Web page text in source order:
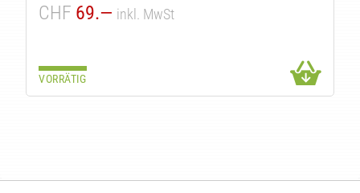
CHF 69.— inkl. MwSt
VORRÄTIG